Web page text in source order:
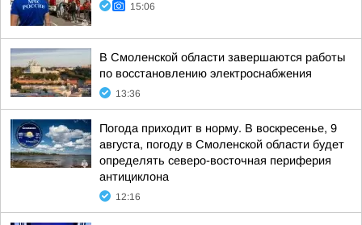
15:06
В Смоленской области завершаются работы
по восстановлению электроснабжения
13:36
Погода приходит в норму. В воскресенье, 9
августа, погоду в Смоленской области будет
определять северо-восточная периферия
антициклона
12:16